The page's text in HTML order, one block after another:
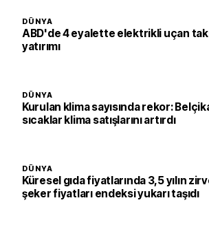
DÜNYA
ABD'de 4 eyalette elektrikli uçan
yatırımı
DÜNYA
Kurulan klima sayısında rekor:
sıcaklar klima satışlarını artırdı
DÜNYA
Küresel gıda fiyatlarında 3,5 yılın
şeker fiyatları endeksi yukarı taşıdı